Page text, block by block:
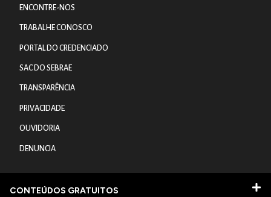
ENCONTRE-NOS
TRABALHE CONOSCO
PORTAL DO CREDENCIADO
SAC DO SEBRAE
TRANSPARÊNCIA
PRIVACIDADE
OUVIDORIA
DENUNCIA
CONTEÚDOS GRATUITOS